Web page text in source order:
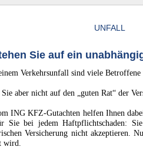
UNFALL
Sie auf ein
Verkehrsunfall sind viele
aber nicht auf den „guten Rat“ der
ING KFZ-Gutachten helfen Ihnen
Sie bei jedem Haftpflichtschaden: Sie
Versicherung nicht akzeptieren.
wird.